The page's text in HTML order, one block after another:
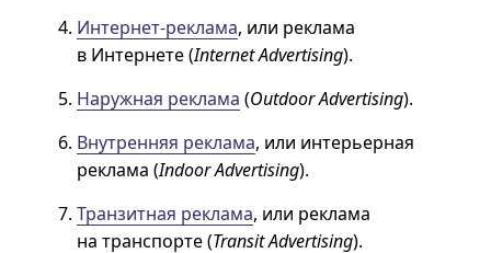
Интернет-реклама, или реклама
в Интернете (Internet Advertising).
Наружная реклама (Outdoor Advertising).
Внутренняя реклама, или интерьерная
реклама (Indoor Advertising).
Транзитная реклама, или реклама
на транспорте (Transit Advertising).